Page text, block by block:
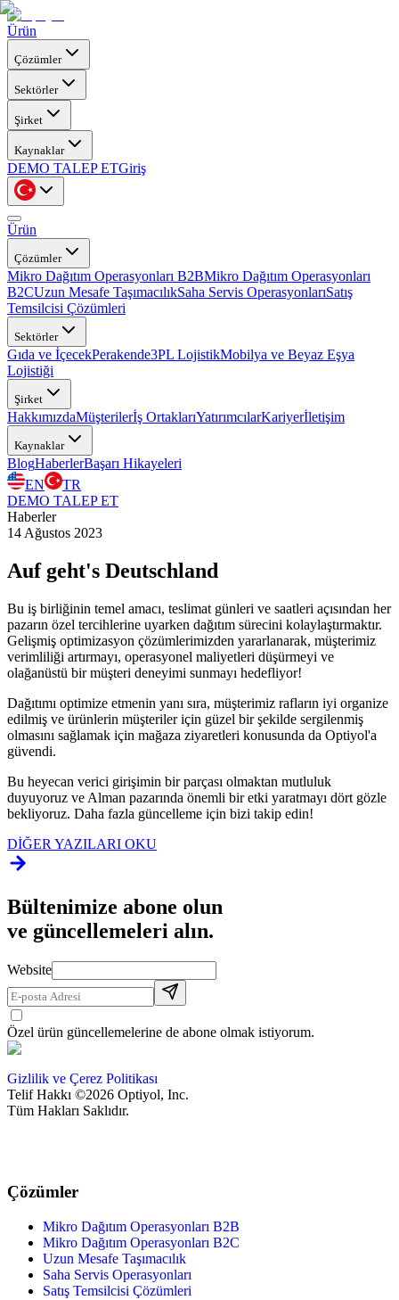
Ürün
Çözümler
Sektörler
Şirket
Kaynaklar
DEMO TALEP ETGiriş
Ürün
Çözümler
Mikro Dağıtım Operasyonları B2BMikro Dağıtım Operasyonları
B2CUzun Mesafe TaşımacılıkSaha Servis OperasyonlarıSatış
Temsilcisi Çözümleri
Sektörler
Gıda ve İçecekPerakende3PL LojistikMobilya ve Beyaz Eşya
Lojistiği
Şirket
HakkımızdaMüşterilerİş OrtaklarıYatırımcılarKariyerİletişim
Kaynaklar
BlogHaberlerBaşarı Hikayeleri
EN
TR
DEMO TALEP ET
Haberler
14 Ağustos 2023
Auf geht's Deutschland
Bu iş birliğinin temel amacı, teslimat günleri ve saatleri açısından her
pazarın özel tercihlerine uyarken dağıtım sürecini kolaylaştırmaktır.
Gelişmiş optimizasyon çözümlerimizden yararlanarak, müşterimiz
verimliliği artırmayı, operasyonel maliyetleri düşürmeyi ve
olağanüstü bir müşteri deneyimi sunmayı hedefliyor!
Dağıtımı optimize etmenin yanı sıra, müşterimiz rafların iyi organize
edilmiş ve ürünlerin müşteriler için güzel bir şekilde sergilenmiş
olmasını sağlamak için mağaza ziyaretleri konusunda da Optiyol'a
güvendi.
Bu heyecan verici girişimin bir parçası olmaktan mutluluk
duyuyoruz ve Alman pazarında önemli bir etki yaratmayı dört gözle
bekliyoruz. Daha fazla güncelleme için bizi takip edin!
DİĞER YAZILARI OKU
Bültenimize abone olun
ve güncellemeleri alın.
Website
Özel ürün güncellemelerine de abone olmak istiyorum.
Gizlilik ve Çerez Politikası
Telif Hakkı ©2026 Optiyol, Inc.
Tüm Hakları Saklıdır.
Çözümler
Mikro Dağıtım Operasyonları B2B
Mikro Dağıtım Operasyonları B2C
Uzun Mesafe Taşımacılık
Saha Servis Operasyonları
Satış Temsilcisi Çözümleri